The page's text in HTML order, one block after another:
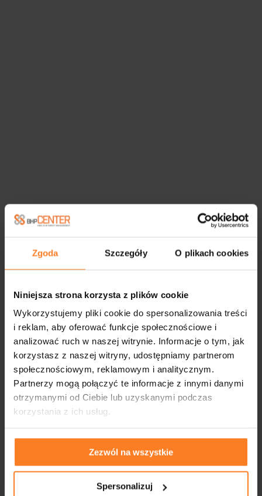
Zgoda Szczegóły O plikach cookies
Niniejsza strona korzysta z plików cookie
Wykorzystujemy pliki cookie do spersonalizowania treści
i reklam, aby oferować funkcje społecznościowe i
analizować ruch w naszej witrynie. Informacje o tym, jak
korzystasz z naszej witryny, udostępniamy partnerom
społecznościowym, reklamowym i analitycznym.
Partnerzy mogą połączyć te informacje z innymi danymi
otrzymanymi od Ciebie lub uzyskanymi podczas
korzystania z ich usług.
Zezwól na wszystkie
Spersonalizuj